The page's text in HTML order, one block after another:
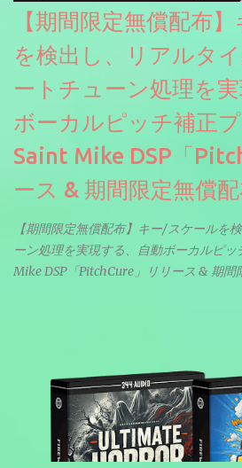
【期間限定無償配布
を検出し、リアルタ
ートチューン処理を
ボーカルピッチ補正
Saint Mike DSP「
ース & 期間限定無償配
【期間限定無償配布】キー/スケールを
ーン処理を実現する、自動ボーカルピ
Mike DSP「PitchCure」リリース & 期間